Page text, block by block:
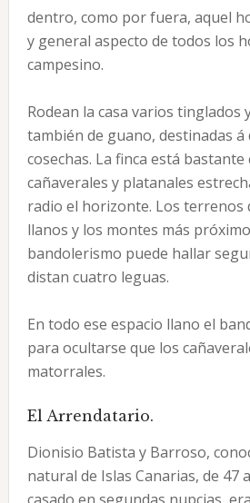
dentro, como por fuera, aquel
y general aspecto de todos los
campesino.
Rodean la casa varios tinglados
también de guano, destinadas á
cosechas. La finca está bastante
cañaverales y platanales
radio el horizonte. Los terrenos
llanos y los montes más
bandolerismo puede hallar
distan cuatro leguas.
En todo ese espacio llano el
para ocultarse que los
matorrales.
El Arrendatario.
Dionisio Batista y Barroso,
natural de Islas Canarias, de 47